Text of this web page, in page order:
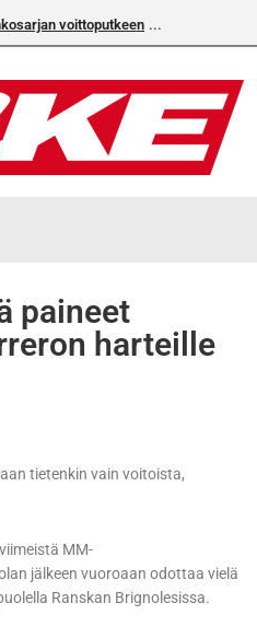
voittoputkeen
paineet
harteille
tietenkin vain voitoista,
MM-
jälkeen vuoroaan odottaa vielä
Ranskan Brignolesissa.